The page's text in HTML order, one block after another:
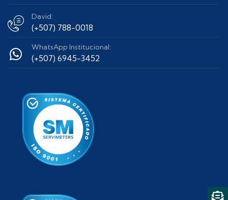
David:
(+507) 788-0018
WhatsApp Institucional:
(+507) 6945-3452